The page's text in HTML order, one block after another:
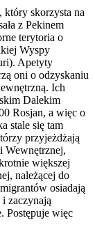
który skorzysta na
z Pekinem
terytoria o
Wyspy
Apetyty
oni o odzyskaniu
Ich
Dalekim
Rosjan, a więc o
stale się tam
przyjeżdżają
Wewnętrznej,
większej
należącej do
osiadają
zaczynają
Postępuje więc